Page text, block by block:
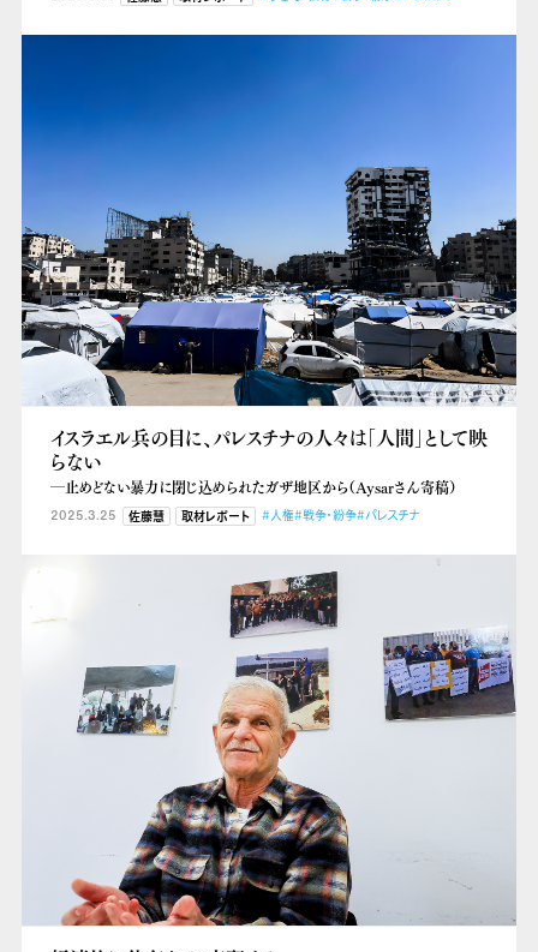
イスラエル兵の目に、パレスチナの人々は「人間」として映
らない
―止めどない暴力に閉じ込められたガザ地区から（Aysarさん寄稿）
2025.3.25 佐藤慧 取材レポート #人権#戦争・紛争#パレスチナ